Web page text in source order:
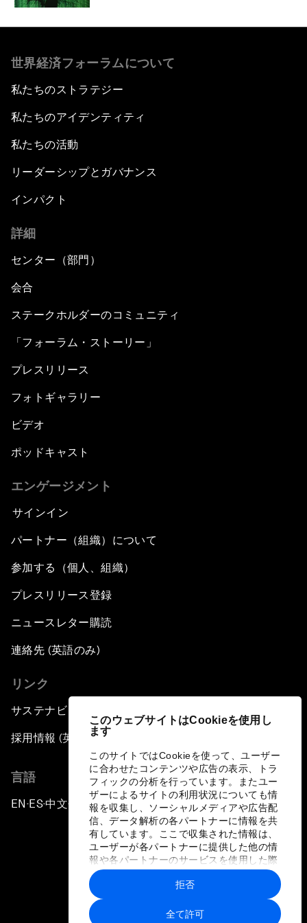
このウェブサイトはCookieを使用し
ます
このサイトではCookieを使って、ユーザー
に合わせたコンテンツや広告の表示、トラ
フィックの分析を行っています。またユー
ザーによるサイトの利用状況についても情
報を収集し、ソーシャルメディアや広告配
信、データ解析の各パートナーに情報を共
有しています。ここで収集された情報は、
ユーザーが各パートナーに提供した他の情
報や各パートナーのサービスを使用した際
に収集された情報と組み合わされ、各パー
トナーによって使用されることがありま
す。
全て許可
拒否
世界経済フォーラムについて
私たちのストラテジー
私たちのアイデンティティ
私たちの活動
リーダーシップとガバナンス
インパクト
詳細
センター（部門）
会合
ステークホルダーのコミュニティ
「フォーラム・ストーリー」
プレスリリース
フォトギャラリー
ビデオ
ポッドキャスト
エンゲージメント
サインイン
パートナー（組織）について
参加する（個人、組織）
プレスリリース登録
ニュースレター購読
連絡先 (英語のみ)
リンク
サステナビリティへの取り組み
採用情報 (英語のみ)
言語
EN ▪ES▪中文▪ 日本語
プライバシーポリシーと利用規約